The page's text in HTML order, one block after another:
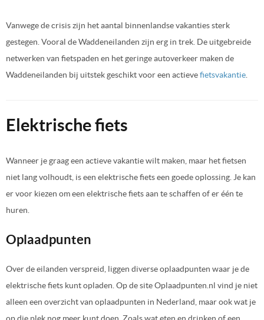
Vanwege de crisis zijn het aantal binnenlandse vakanties sterk
gestegen. Vooral de Waddeneilanden zijn erg in trek. De uitgebreide
netwerken van fietspaden en het geringe autoverkeer maken de
Waddeneilanden bij uitstek geschikt voor een actievefietsvakantie
Elektrische fiets
Wanneer je graag een actieve vakantie wilt maken, maar het fietsen
niet lang volhoudt, is een elektrische fiets een goede oplossing. Je kan
er voor kiezen om een elektrische fiets aan te schaffen of er één te
huren.
Oplaadpunten
Over de eilanden verspreid, liggen diverse oplaadpunten waar je de
elektrische fiets kunt opladen. Op de site Oplaadpunten.nl vind je niet
alleen een overzicht van oplaadpunten in Nederland, maar ook wat je
op die plek nog meer kunt doen. Zoals wat eten en drinken of een